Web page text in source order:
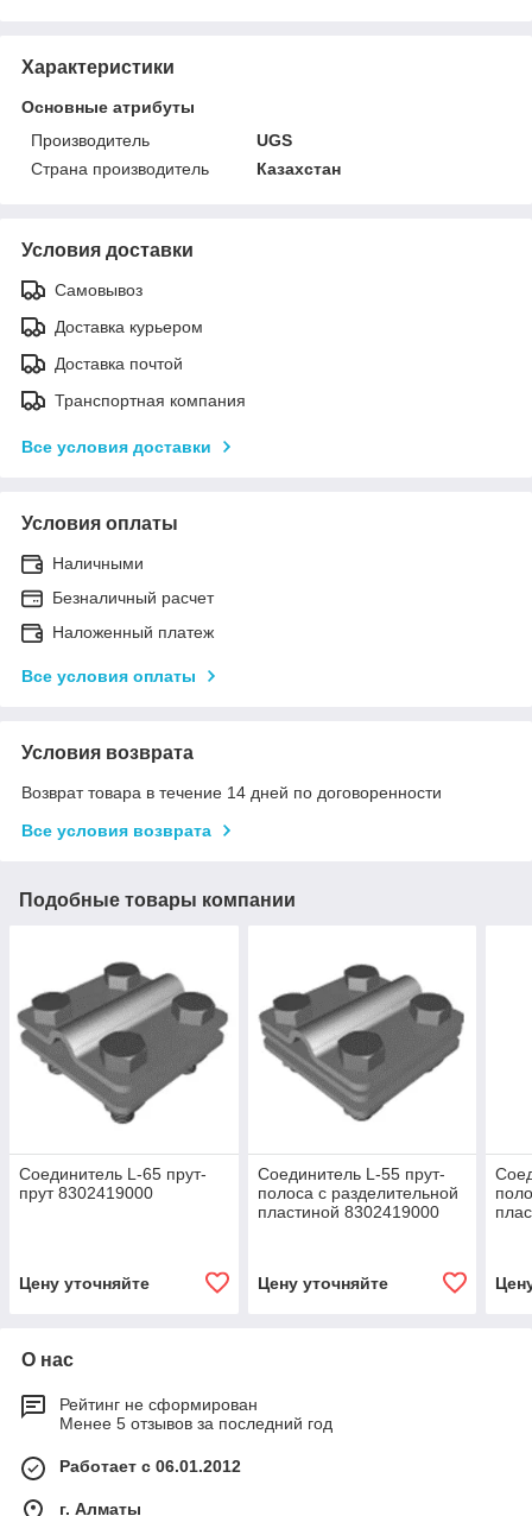
Характеристики
Основные атрибуты
Производитель
UGS
Страна производитель
Казахстан
Условия доставки
Самовывоз
Доставка курьером
Доставка почтой
Транспортная компания
Все условия доставки
Условия оплаты
Наличными
Безналичный расчет
Наложенный платеж
Все условия оплаты
Условия возврата
Возврат товара в течение 14 дней по договоренности
Все условия возврата
Подобные товары компании
Соединитель L-65 прут-
прут 8302419000
Цену уточняйте
Соединитель L-55 прут-
полоса с разделительной
пластиной 8302419000
Цену уточняйте
О нас
Рейтинг не сформирован
Менее 5 отзывов за последний год
Работает с 06.01.2012
г. Алматы